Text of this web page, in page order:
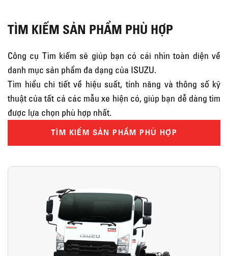
TÌM KIẾM SẢN PHẨM PHÙ HỢP
Công cụ Tìm kiếm sẽ giúp bạn có cái nhìn toàn diện về
danh mục sản phẩm đa dạng của ISUZU.
Tìm hiểu chi tiết về hiệu suất, tính năng và thông số kỹ
thuật của tất cả các mẫu xe hiện có, giúp bạn dễ dàng tìm
được lựa chọn phù hợp nhất.
TÌM KIẾM SẢN PHẨM PHÙ HỢP